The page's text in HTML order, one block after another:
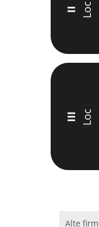
II Loc
III Loc
Alte